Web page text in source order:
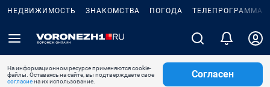
НЕДВИЖИМОСТЬ ЗНАКОМСТВА ПОГОДА ТЕЛЕПРОГРАММА
На информационном ресурсе применяются cookie-
файлы. Оставаясь на сайте, вы подтверждаете свое
согласиена их использование.
Согласен